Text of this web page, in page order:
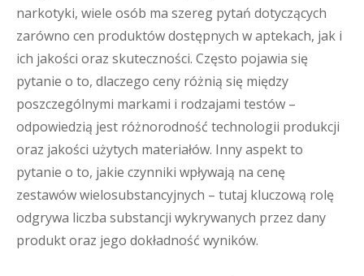
narkotyki, wiele osób ma szereg pytań dotyczących
zarówno cen produktów dostępnych w aptekach, jak i
ich jakości oraz skuteczności. Często pojawia się
pytanie o to, dlaczego ceny różnią się między
poszczególnymi markami i rodzajami testów –
odpowiedzią jest różnorodność technologii produkcji
oraz jakości użytych materiałów. Inny aspekt to
pytanie o to, jakie czynniki wpływają na cenę
zestawów wielosubstancyjnych – tutaj kluczową rolę
odgrywa liczba substancji wykrywanych przez dany
produkt oraz jego dokładność wyników.